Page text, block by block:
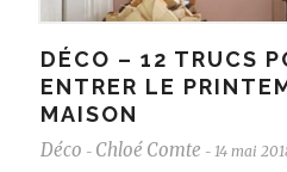
DÉCO – 12 TRUCS
ENTRER LE
MAISON
Déco - Chloé Comte - 14 mai